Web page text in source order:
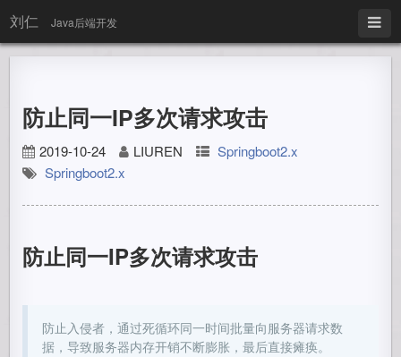
刘仁 Java后端开发
防止同一IP多次请求攻击
2019-10-24 LIUREN
Springboot2.x
Springboot2.x
防止同一IP多次请求攻击
防止入侵者，通过死循环同一时间批量向服务器请求数
据，导致服务器内存开销不断膨胀，最后直接瘫痪。